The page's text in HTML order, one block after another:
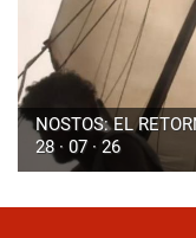
NOSTOS: EL
28 · 07 · 26